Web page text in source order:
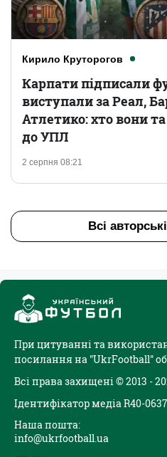
Кирило Круторогов
2 серпня 08:21
Карпати підписали
виступали за Реал,
Атлетико: хто вони
до УПЛ
Всі
При цитуванні та
посилання на "UkrFootball"
Всі права захищені © 2013 -
Ідентифікатор медіа R40-
Наша пошта:
info@ukrfootball.ua